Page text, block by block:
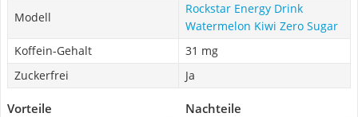
Modell
Rockstar Energy Drink
Watermelon Kiwi Zero Sugar
Koffein-Gehalt
31 mg
Zuckerfrei
Ja
Vorteile Nachteile